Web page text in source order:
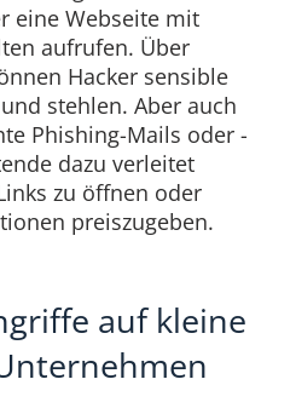
eine Webseite mit
aufrufen. Über
Hacker sensible
stehlen. Aber auch
Phishing-Mails oder -
dazu verleitet
zu öffnen oder
preiszugeben.
auf kleine